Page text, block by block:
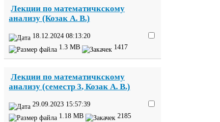
Лекции по математичкскому
анализу (Козак А. В.)
18 12 2024 08:13:20
1.3 MB 1417
Лекции по математичкскому
анализу (семестр 3, Козак А. В.)
29.09.2023 15:57:39
1 18 MB 2185